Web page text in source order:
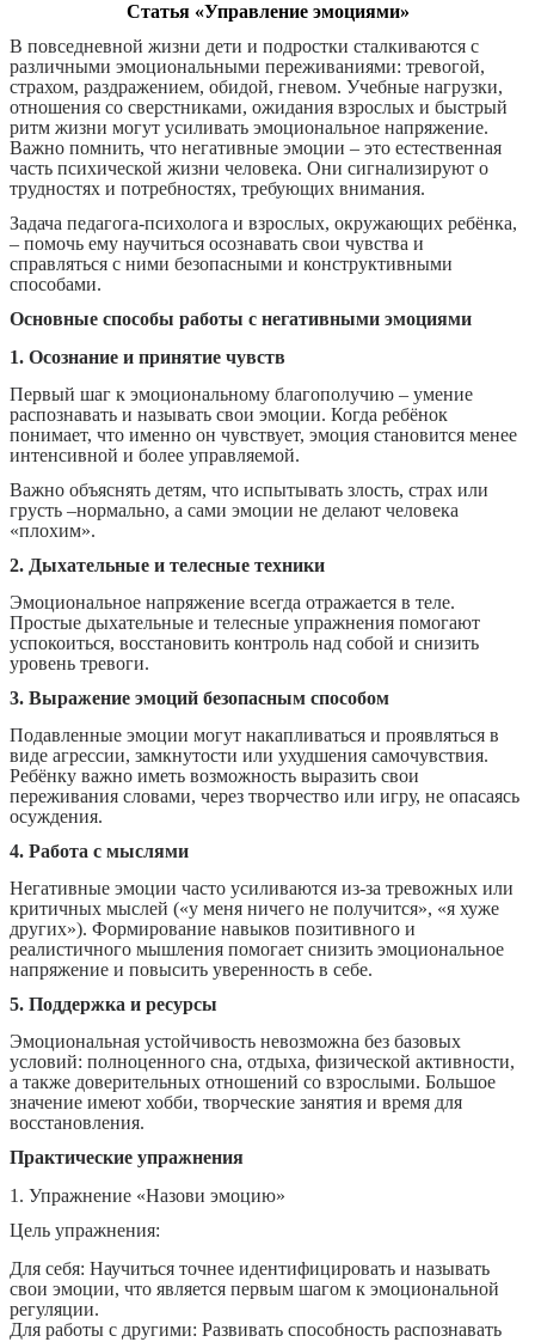
Статья «Управление эмоциями»
В повседневной жизни дети и подростки сталкиваются с
различными эмоциональными переживаниями: тревогой,
страхом, раздражением, обидой, гневом. Учебные нагрузки,
отношения со сверстниками, ожидания взрослых и быстрый
ритм жизни могут усиливать эмоциональное напряжение.
Важно помнить, что негативные эмоции – это естественная
часть психической жизни человека. Они сигнализируют о
трудностях и потребностях, требующих внимания.
Задача педагога-психолога и взрослых, окружающих ребёнка,
– помочь ему научиться осознавать свои чувства и
справляться с ними безопасными и конструктивными
способами.
Основные способы работы с негативными эмоциями
1. Осознание и принятие чувств
Первый шаг к эмоциональному благополучию – умение
распознавать и называть свои эмоции. Когда ребёнок
понимает, что именно он чувствует, эмоция становится менее
интенсивной и более управляемой.
Важно объяснять детям, что испытывать злость, страх или
грусть –нормально, а сами эмоции не делают человека
«плохим».
2. Дыхательные и телесные техники
Эмоциональное напряжение всегда отражается в теле.
Простые дыхательные и телесные упражнения помогают
успокоиться, восстановить контроль над собой и снизить
уровень тревоги.
3. Выражение эмоций безопасным способом
Подавленные эмоции могут накапливаться и проявляться в
виде агрессии, замкнутости или ухудшения самочувствия.
Ребёнку важно иметь возможность выразить свои
переживания словами, через творчество или игру, не опасаясь
осуждения.
4. Работа с мыслями
Негативные эмоции часто усиливаются из-за тревожных или
критичных мыслей («у меня ничего не получится», «я хуже
других»). Формирование навыков позитивного и
реалистичного мышления помогает снизить эмоциональное
напряжение и повысить уверенность в себе.
5. Поддержка и ресурсы
Эмоциональная устойчивость невозможна без базовых
условий: полноценного сна, отдыха, физической активности,
а также доверительных отношений со взрослыми. Большое
значение имеют хобби, творческие занятия и время для
восстановления.
Практические упражнения
1. Упражнение «Назови эмоцию»
Цель упражнения:
Для себя: Научиться точнее идентифицировать и называть
свои эмоции, что является первым шагом к эмоциональной
регуляции.
Для работы с другими: Развивать способность распознавать